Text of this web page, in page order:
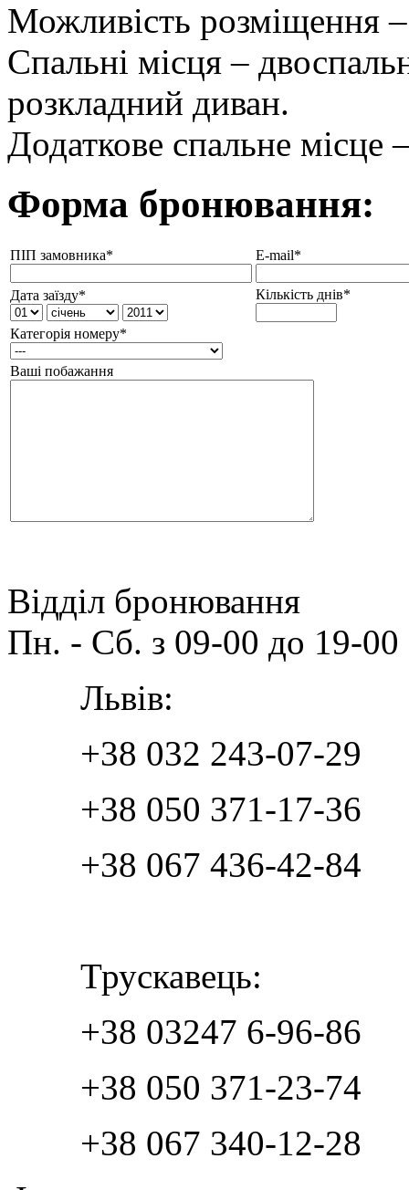
Можливість розміщення
Спальні місця –
розкладний диван.
Додаткове спальне місце
Форма бронювання:
ПІП замовника* E-mail*
Дата заїзду* Кількість днів*
Категорія номеру*
Ваші побажання
Відділ бронювання
Пн. - Сб. з 09-00 до 19-00
Львів:
+38 032 243-07-29
+38 050 371-17-36
+38 067 436-42-84
Трускавець:
+38 03247 6-96-86
+38 050 371-23-74
+38 067 340-12-28